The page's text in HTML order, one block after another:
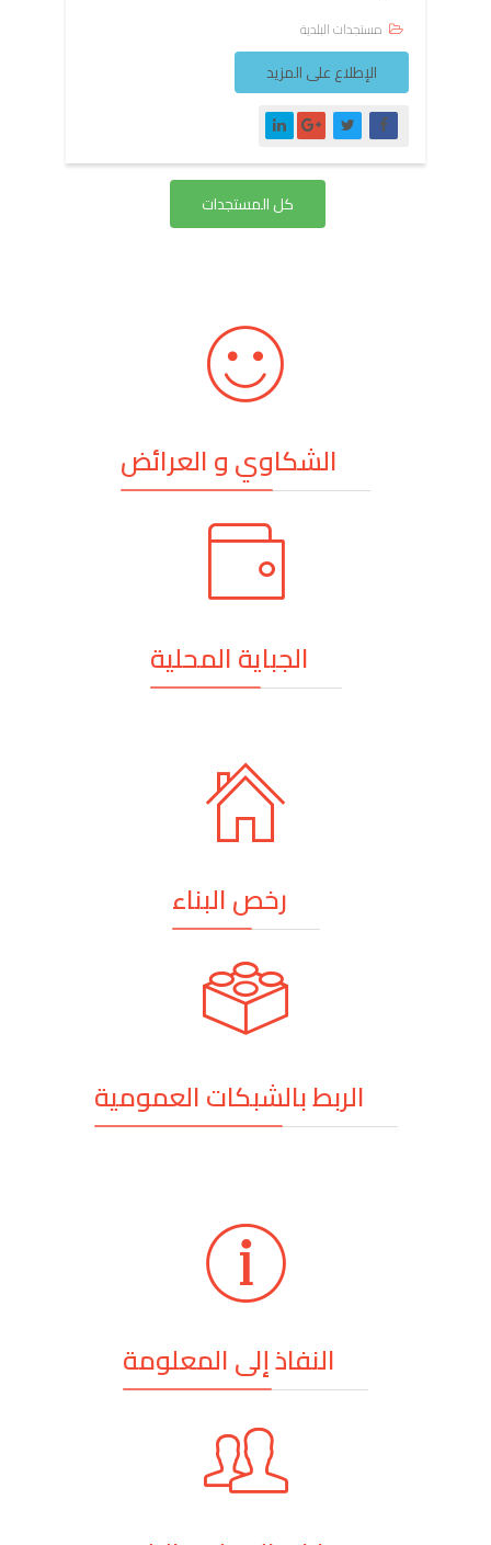
مستجدات البلدية
الإطلاع على المزيد
كل المستجدات
الشكاوي و العرائض
الجباية المحلية
رخص البناء
الربط بالشبكات العمومية
النفاذ إلى المعلومة